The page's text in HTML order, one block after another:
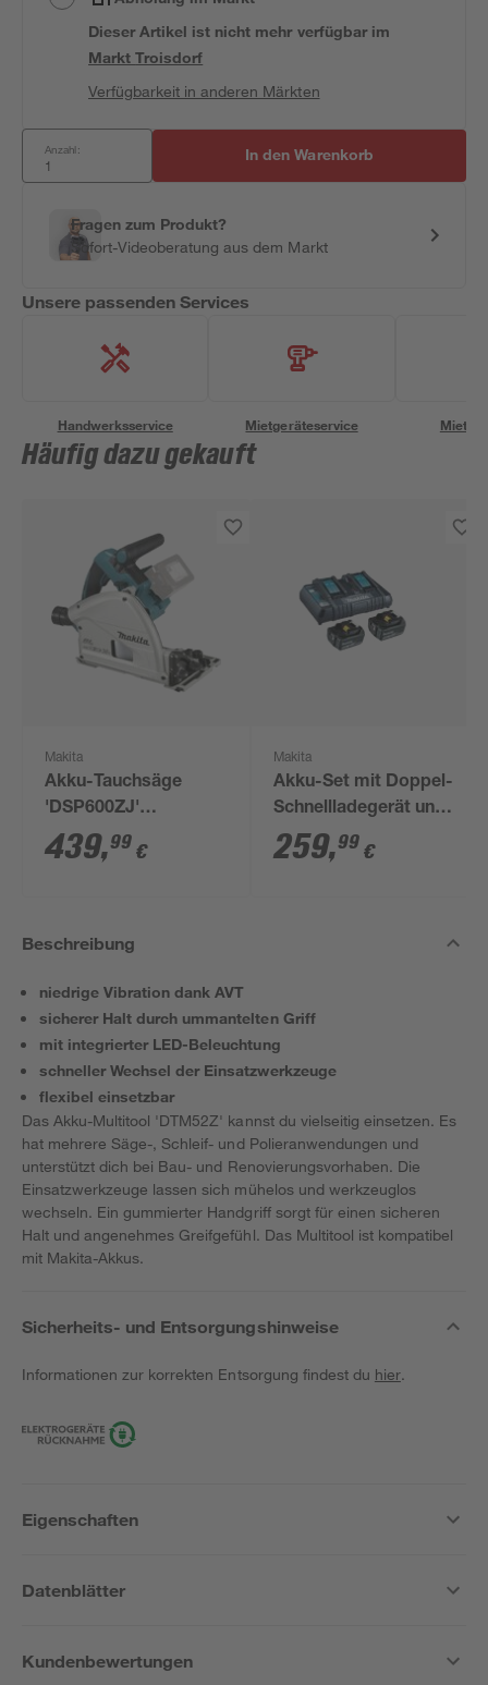
Dieser Artikel ist nicht mehr verfügbar im
MarktTroisdorf
Verfügbarkeit in anderen Märkten
Anzahl: In den Warenkorb
Fragen zum Produkt?
Sofort-Videoberatung aus dem Markt
Unsere passenden Services
Handwerksservice Mietgeräteservice
Häufig dazu gekauft
Makita
Akku-Tauchsäge
'DSP600ZJ'
blau/schwarz 18 V
ohne Akku, Ø 165 mm
439,99 €
Makita
Akku-Set mit Doppel-
Schnellladegerät und
2 x 18-V-Akkus, 5 Ah
259,99 €
Beschreibung
niedrige Vibration dank AVT
sicherer Halt durch ummantelten Griff
mit integrierter LED-Beleuchtung
schneller Wechsel der Einsatzwerkzeuge
flexibel einsetzbar
Das Akku-Multitool 'DTM52Z' kannst du vielseitig einsetzen. Es
hat mehrere Säge-, Schleif- und Polieranwendungen und
unterstützt dich bei Bau- und Renovierungsvorhaben. Die
Einsatzwerkzeuge lassen sich mühelos und werkzeuglos
wechseln. Ein gummierter Handgriff sorgt für einen sicheren
Halt und angenehmes Greifgefühl. Das Multitool ist kompatibel
mit Makita-Akkus.
Sicherheits- und Entsorgungshinweise
Informationen zur korrekten Entsorgung findest du hier.
Eigenschaften
Datenblätter
Kundenbewertungen